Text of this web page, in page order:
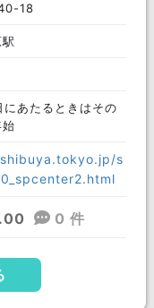
18
あたるときはその
s
0 件